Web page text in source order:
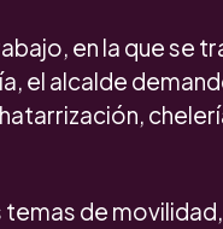
en la que se
el alcalde
de